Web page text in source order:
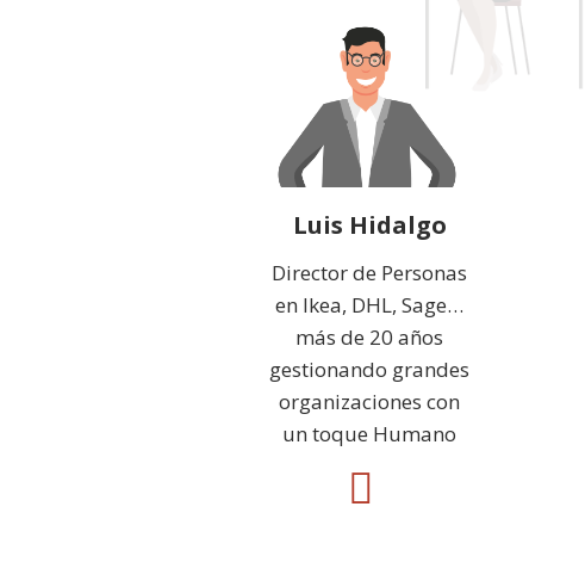
Luis Hidalgo
Director de Personas
en Ikea, DHL, Sage…
más de 20 años
gestionando grandes
organizaciones con
un toque Humano
